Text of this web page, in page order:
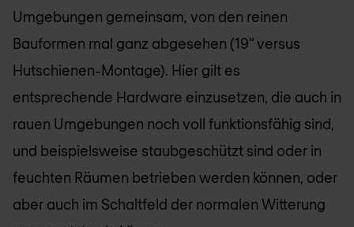
Umgebungen gemeinsam, von den reinen
Bauformen mal ganz abgesehen (19“ versus
Hutschienen-Montage). Hier gilt es
entsprechende Hardware einzusetzen, die auch in
rauen Umgebungen noch voll funktionsfähig sind,
und beispielsweise staubgeschützt sind oder in
feuchten Räumen betrieben werden können, oder
aber auch im Schaltfeld der normalen Witterung